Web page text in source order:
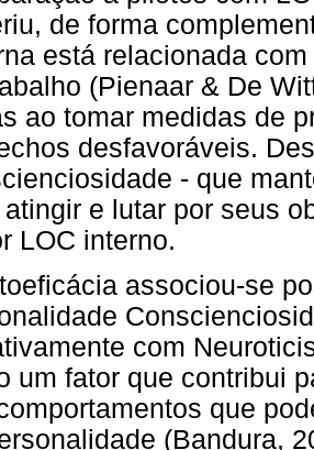
de forma
está relacionada
(Pienaar & De
ao tomar medidas de
desfavoráveis.
- que
atingir e lutar por seus
LOC interno.
associou-se
com
um fator que contribui
que
(Bandura,